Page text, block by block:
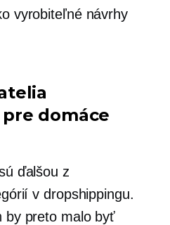
vyrobiteľnénávrhy
domáce
ďalšou z
v dropshippingu.
by preto malo byť